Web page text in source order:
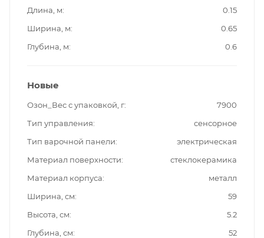
Длина, м
0.15
Ширина, м
0.65
Глубина, м
0.6
Новые
Озон_Вес с упаковкой, г
7900
Тип управления
сенсорное
Тип варочной панели
электрическая
Материал поверхности
стеклокерамика
Материал корпуса
металл
Ширина, см
59
Высота, см
5.2
Глубина, см
52